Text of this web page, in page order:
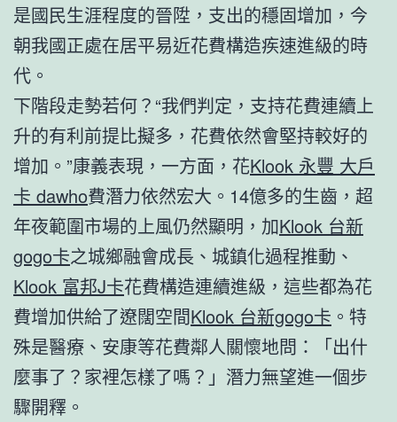
是國民生涯程度的晉陞，支出的穩固增加，今
朝我國正處在居平易近花費構造疾速進級的時
代。
下階段走勢若何？“我們判定，支持花費連續上
升的有利前提比擬多，花費依然會堅持較好的
增加。”康義表現，一方面，花Klook 永豐 大戶
卡 dawho費潛力依然宏大。14億多的生齒，超
年夜範圍市場的上風仍然顯明，加Klook 台新
gogo卡之城鄉融會成長、城鎮化過程推動、
Klook 富邦J卡花費構造連續進級，這些都為花
費增加供給了遼闊空間Klook 台新gogo卡 。特
殊是醫療、安康等花費鄰人關懷地問：「出什
麼事了？家裡怎樣了嗎？」潛力無望進一個步
驟開釋。